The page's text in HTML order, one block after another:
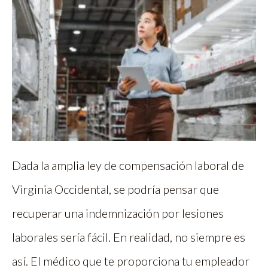
Dada la amplia ley de compensación laboral de
Virginia Occidental, se podría pensar que
recuperar una indemnización por lesiones
laborales sería fácil. En realidad, no siempre es
así. El médico que te proporciona tu empleador